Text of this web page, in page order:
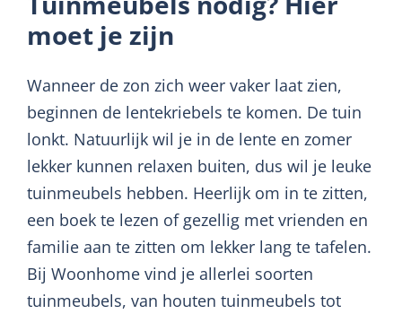
moet je zijn
Wanneer de zon zich weer vaker laat zien,
beginnen de lentekriebels te komen. De tuin
lonkt. Natuurlijk wil je in de lente en zomer
lekker kunnen relaxen buiten, dus wil je leuke
tuinmeubels hebben. Heerlijk om in te zitten,
een boek te lezen of gezellig met vrienden en
familie aan te zitten om lekker lang te tafelen.
Bij Woonhome vind je allerlei soorten
tuinmeubels, van houten tuinmeubels tot